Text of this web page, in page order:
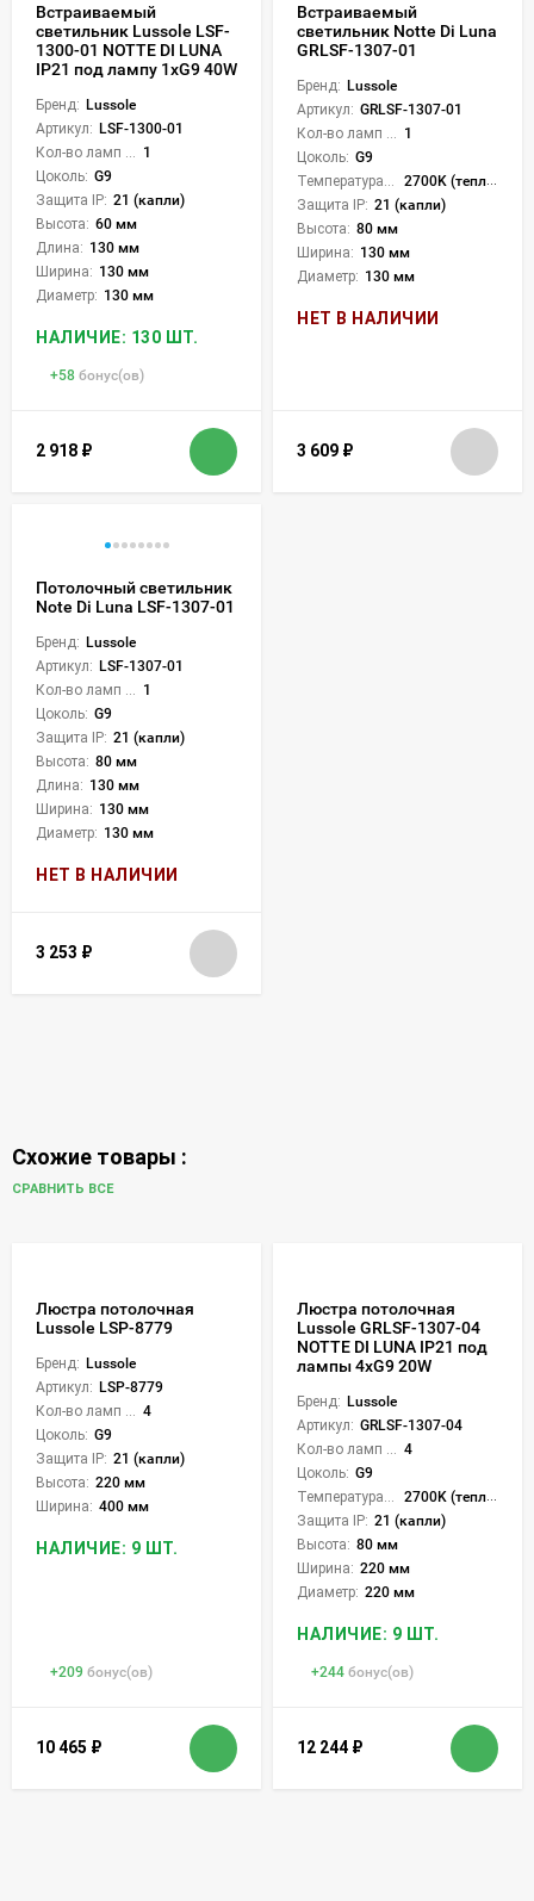
Встраиваемый
светильник Lussole LSF-
1300-01 NOTTE DI LUNA
IP21 под лампу 1xG9 40W
Бренд: Lussole
Артикул: LSF-1300-01
1
Цоколь: G9
Защита IP: 21 (капли)
Высота: 60 мм
Длина: 130 мм
Ширина: 130 мм
Диаметр: 130 мм
НАЛИЧИЕ: 130 ШТ.
+58 бонус(ов)
2 918 ₽
Встраиваемый
светильник Notte Di Luna
GRLSF-1307-01
Бренд: Lussole
Артикул: GRLSF-1307-01
1
Цоколь: G9
2700K (теплый)
Защита IP: 21 (капли)
Высота: 80 мм
Ширина: 130 мм
Диаметр: 130 мм
НЕТ В НАЛИЧИИ
3 609 ₽
Потолочный светильник
Note Di Luna LSF-1307-01
Бренд: Lussole
Артикул: LSF-1307-01
1
Цоколь: G9
Защита IP: 21 (капли)
Высота: 80 мм
Длина: 130 мм
Ширина: 130 мм
Диаметр: 130 мм
НЕТ В НАЛИЧИИ
3 253 ₽
Схожие товары :
СРАВНИТЬ ВСЕ
Люстра потолочная
Lussole LSP-8779
Бренд: Lussole
Артикул: LSP-8779
4
Цоколь: G9
Защита IP: 21 (капли)
Высота: 220 мм
Ширина: 400 мм
НАЛИЧИЕ: 9 ШТ.
+209 бонус(ов)
10 465 ₽
Люстра потолочная
Lussole GRLSF-1307-04
NOTTE DI LUNA IP21 под
лампы 4xG9 20W
Бренд: Lussole
Артикул: GRLSF-1307-04
4
Цоколь: G9
2700K (теплый)
Защита IP: 21 (капли)
Высота: 80 мм
Ширина: 220 мм
Диаметр: 220 мм
НАЛИЧИЕ: 9 ШТ.
+244 бонус(ов)
12 244 ₽